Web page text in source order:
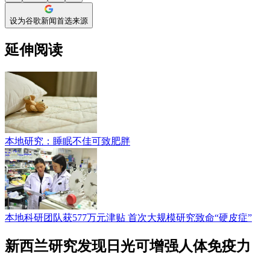
设为谷歌新闻首选来源
延伸阅读
本地研究：睡眠不佳可致肥胖
本地科研团队获577万元津贴 首次大规模研究致命“硬皮症”
新西兰研究发现日光可增强人体免疫力